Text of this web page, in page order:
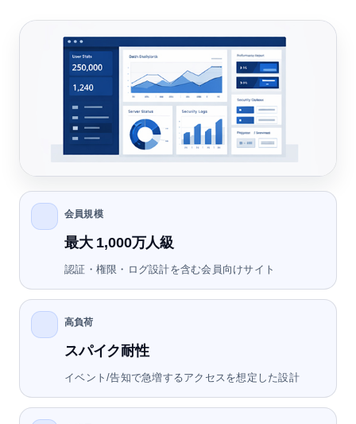
会員規模
最大 1,000万人級
認証・権限・ログ設計を含む会員向けサイト
高負荷
スパイク耐性
イベント/告知で急増するアクセスを想定した設計